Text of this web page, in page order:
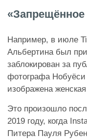
«Запрещённое
Например, в июле
Альбертина был
заблокирован за
фотографа
изображена женская
Это произошло
2019 году, когда
Питера Пауля